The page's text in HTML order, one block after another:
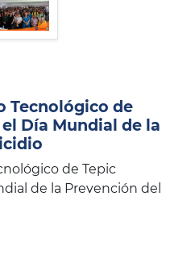
Tecnológico de
Día Mundial de la
de Tepic
de la Prevención del